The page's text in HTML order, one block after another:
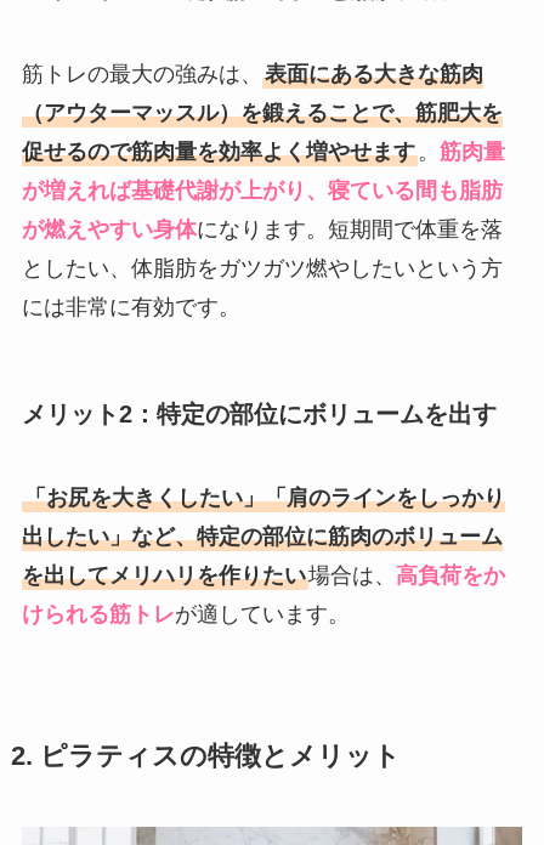
筋トレの最大の強みは、 表面にある大きな筋肉
（アウターマッスル）を鍛えることで、筋肥大を
促せるので筋肉量を効率よく増やせます。 筋肉量
が増えれば基礎代謝が上がり、寝ている間も脂肪
が燃えやすい身体になります。短期間で体重を落
としたい、体脂肪をガツガツ燃やしたいという方
には非常に有効です。
メリット2：特定の部位にボリュームを出す
「お尻を大きくしたい」「肩のラインをしっかり
出したい」など、特定の部位に筋肉のボリューム
を出してメリハリを作りたい場合は、 高負荷をか
けられる筋トレが適しています。
2. ピラティスの特徴とメリット